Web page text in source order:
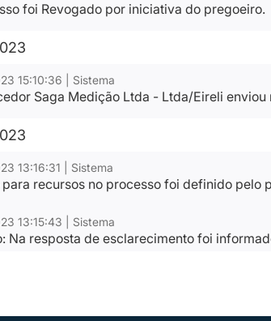
foi Revogado por iniciativa do pregoeiro.
15:10:36 | Sistema
Saga Medição Ltda - Ltda/Eireli enviou
13:16:31 | Sistema
para recursos no processo foi definido
13:15:43 | Sistema
Na resposta de esclarecimento foi